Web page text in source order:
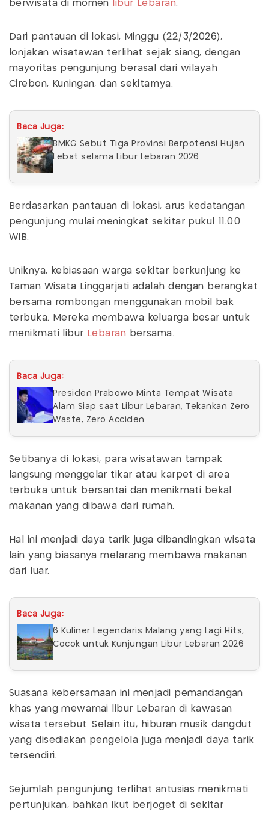
berwisata di momen libur Lebaran.
Dari pantauan di lokasi, Minggu (22/3/2026),
lonjakan wisatawan terlihat sejak siang, dengan
mayoritas pengunjung berasal dari wilayah
Cirebon, Kuningan, dan sekitarnya.
Baca Juga:
BMKG Sebut Tiga Provinsi Berpotensi Hujan
Lebat selama Libur Lebaran 2026
Berdasarkan pantauan di lokasi, arus kedatangan
pengunjung mulai meningkat sekitar pukul 11.00
WIB.
Uniknya, kebiasaan warga sekitar berkunjung ke
Taman Wisata Linggarjati adalah dengan berangkat
bersama rombongan menggunakan mobil bak
terbuka. Mereka membawa keluarga besar untuk
menikmati libur Lebaran bersama.
Baca Juga:
Presiden Prabowo Minta Tempat Wisata
Alam Siap saat Libur Lebaran, Tekankan Zero
Waste, Zero Acciden
Setibanya di lokasi, para wisatawan tampak
langsung menggelar tikar atau karpet di area
terbuka untuk bersantai dan menikmati bekal
makanan yang dibawa dari rumah.
Hal ini menjadi daya tarik juga dibandingkan wisata
lain yang biasanya melarang membawa makanan
dari luar.
Baca Juga:
6 Kuliner Legendaris Malang yang Lagi Hits,
Cocok untuk Kunjungan Libur Lebaran 2026
Suasana kebersamaan ini menjadi pemandangan
khas yang mewarnai libur Lebaran di kawasan
wisata tersebut. Selain itu, hiburan musik dangdut
yang disediakan pengelola juga menjadi daya tarik
tersendiri.
Sejumlah pengunjung terlihat antusias menikmati
pertunjukan, bahkan ikut berjoget di sekitar